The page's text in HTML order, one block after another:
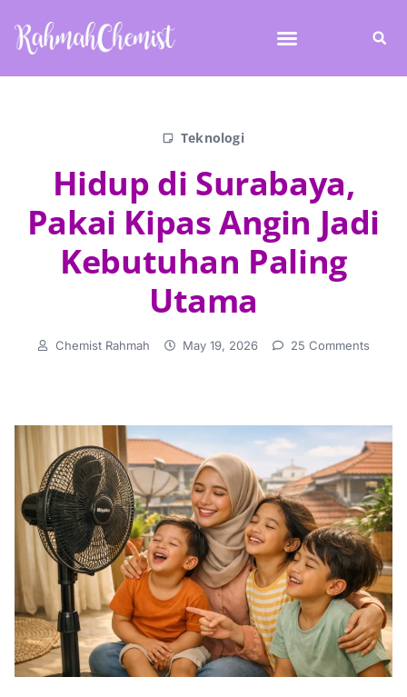
Teknologi
Hidup di Surabaya,
Pakai Kipas Angin Jadi
Kebutuhan Paling
Utama
Chemist Rahmah May 19, 2026 25 Comments